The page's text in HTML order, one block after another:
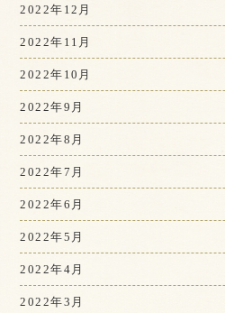
2022年12月
2022年11月
2022年10月
2022年9月
2022年8月
2022年7月
2022年6月
2022年5月
2022年4月
2022年3月